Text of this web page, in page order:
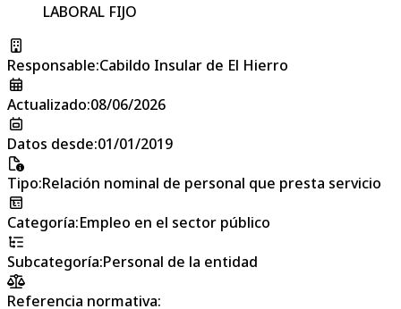
LABORAL FIJO
Responsable:Cabildo Insular de El Hierro
Actualizado:08/06/2026
Datos desde:01/01/2019
Tipo:Relación nominal de personal que presta servicio
Categoría:Empleo en el sector público
Subcategoría:Personal de la entidad
Referencia normativa: